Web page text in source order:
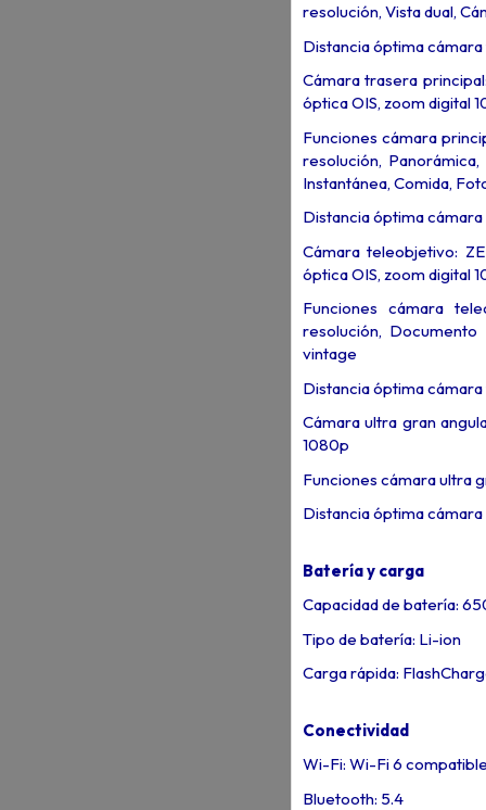
resolución, Vista dual,
Distancia óptima cámara
Cámara trasera
óptica OIS, zoom digital
Funciones cámara
resolución,
Instantánea, Comida,
Distancia óptima cámara
Cámara teleobjetivo:
óptica OIS, zoom digital
Funciones cámara
resolución, Documento
vintage
Distancia óptima
Cámara ultra gran
1080p
Funciones cámara ultra
Distancia óptima
Batería y carga
Capacidad de batería:
Tipo de batería: Li-ion
Carga rápida:
Conectividad
Wi-Fi: Wi-Fi 6
Bluetooth: 5.4